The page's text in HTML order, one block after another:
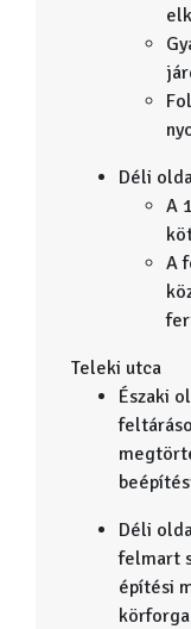
Déli
A
A
Teleki utca
Északi
Déli
felmart
építési